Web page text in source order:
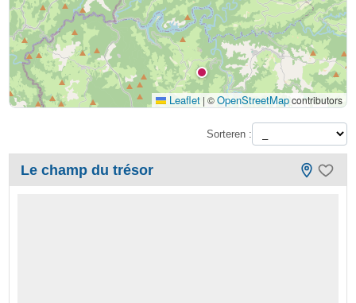
Leaflet | ©OpenStreetMapcontributors
Sorteren :
Le champ du trésor